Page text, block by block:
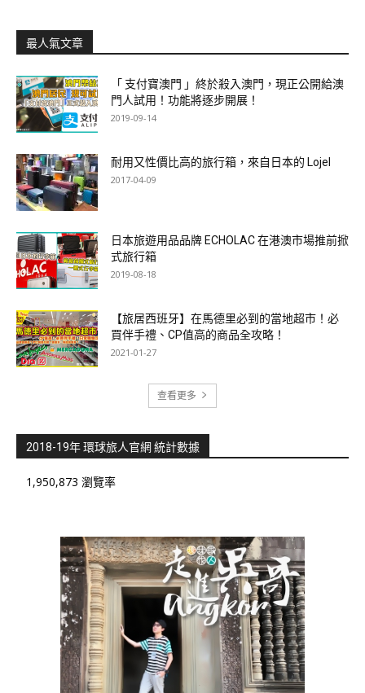
最人氣文章
「 支付寶澳門 」終於殺入澳門，現正公開給澳
門人試用！功能將逐步開展！
2019-09-14
耐用又性價比高的旅行箱，來自日本的 Lojel
2017-04-09
日本旅遊用品品牌 ECHOLAC 在港澳市場推前掀
式旅行箱
2019-08-18
【旅居西班牙】在馬德里必到的當地超市！必
買伴手禮、CP值高的商品全攻略！
2021-01-27
查看更多
2018-19年 環球旅人官網 統計數據
1,950,873 瀏覽率